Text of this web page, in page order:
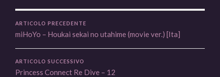
ARTICOLO PRECEDENTE
miHoYo – Houkai sekai no utahime (movie ver.) [Ita]
ARTICOLO SUCCESSIVO
Princess Connect Re Dive – 12